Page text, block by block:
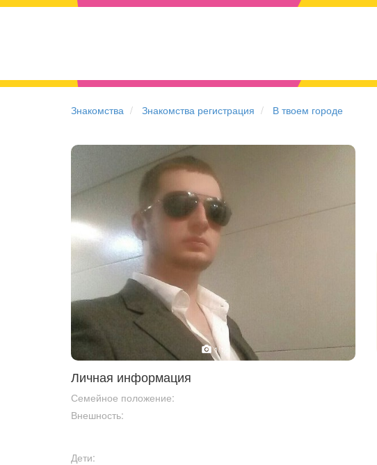
Знакомства Знакомства регистрация В твоем городе
1/1
Личная информация
Семейное положение:
Внешность:
Дети: